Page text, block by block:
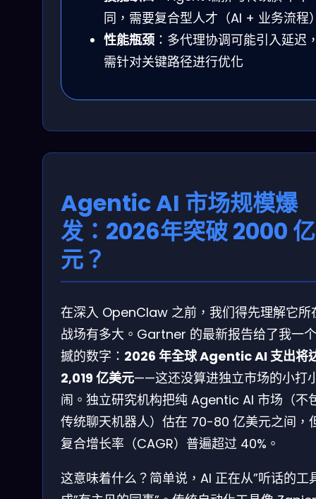
同，需要复合型人才（AI + 业务流程
性能瓶颈 ：多代理协调可能引入延迟
需针对关键路径进行优化
Agentic AI 市场规模爆
发：2026年突破 2000
元？
在深入 OpenClaw 之前，我们得先理解它所
战场有多大。Gartner 的最新报告给了我一
撼的数字： 2026 年全球 Agentic AI 支出将
2,019 亿美元——这还没算进独立市场的小打
闹。独立研究机构把纯 Agentic AI 市场（不
传统聊天机器人）估在 70-80 亿美元之间，
复合增长率（CAGR）普遍超过 40%。
这意味着什么？简单说，AI 正在从”听话的工